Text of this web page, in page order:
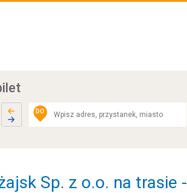
DO
Sp. z o.o. na trasie -